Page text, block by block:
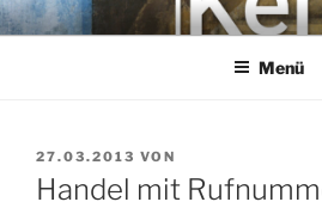
Zum
InhaltKEHL
Rechtsanwaltsgesellschaft mbH
Menü
VERÖFFENTLICHT
AM
27.03.2013 VON
Handel mit